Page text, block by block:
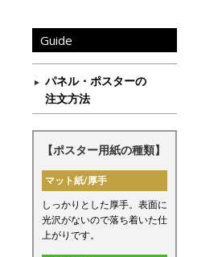
Guide
パネル・ポスターの
注文方法
【ポスター用紙の種類】
マット紙/厚手
しっかりとした厚手。表面に
光沢がないので落ち着いた仕
上がりです。